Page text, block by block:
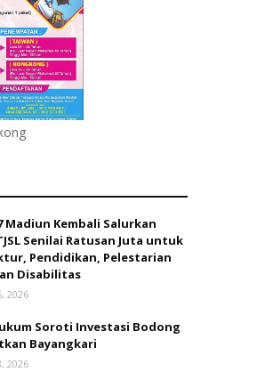
Madiun Kembali Salurkan
Senilai Ratusan Juta untuk
Pendidikan, Pelestarian
Disabilitas
2026
Soroti Investasi Bodong
Bayangkari
2026